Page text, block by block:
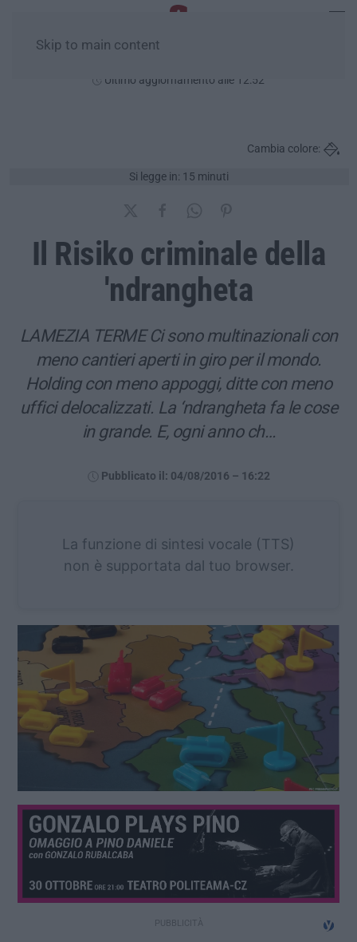
Skip to main content
Ultimo aggiornamento alle 12:52
Si legge in: 15 minuti
Cambia colore:
Il Risiko criminale della
'ndrangheta
LAMEZIA TERME Ci sono multinazionali con
meno cantieri aperti in giro per il mondo.
Holding con meno appoggi, ditte con meno
uffici delocalizzati. La ‘ndrangheta fa le cose
in grande. E, ogni anno ch…
Pubblicato il: 04/08/2016 – 16:22
La funzione di sintesi vocale (TTS)
non è supportata dal tuo browser.